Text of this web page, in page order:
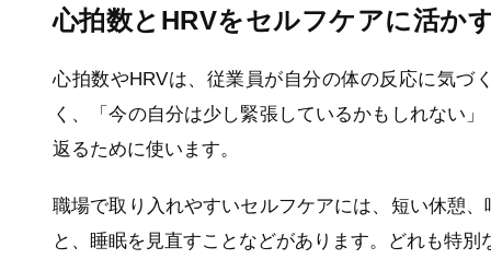
心拍数とHRVをセルフケアに活か
心拍数やHRVは、従業員が自分の体の反応に気づ
く、「今の自分は少し緊張しているかもしれない
返るために使います。
職場で取り入れやすいセルフケアには、短い休憩
と、睡眠を見直すことなどがあります。どれも特